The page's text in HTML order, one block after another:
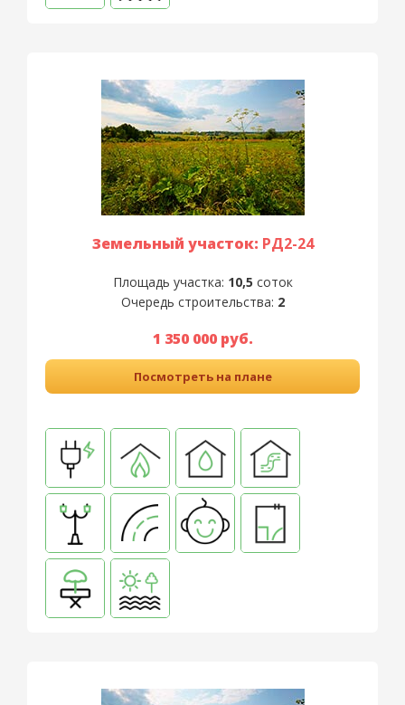
Земельный участок: РД2-24
Площадь участка: 10,5 соток
Очередь строительства: 2
1 350 000 руб.
Посмотреть на плане